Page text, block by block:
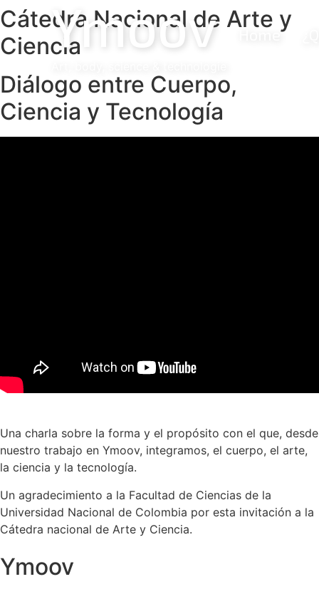
Ymoov Home
Cátedra Nacional de Arte y
Ciencia
Diálogo entre Cuerpo,
Ciencia y Tecnología
Una charla sobre la forma y el propósito con el que, desde
nuestro trabajo en Ymoov, integramos, el cuerpo, el arte,
la ciencia y la tecnología.
Un agradecimiento a la Facultad de Ciencias de la
Universidad Nacional de Colombia por esta invitación a la
Cátedra nacional de Arte y Ciencia.
Ymoov